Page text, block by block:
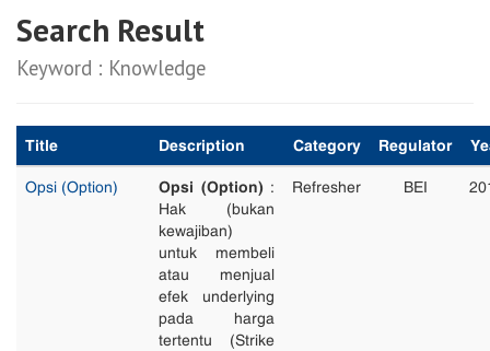
Search Result
Keyword : Knowledge
Title Description Category Regulator
Opsi (Option) Opsi (Option):
Hak (bukan
kewajiban)
untuk membeli
atau menjual
efek underlying
pada harga
tertentu (Strike
Refresher BEI